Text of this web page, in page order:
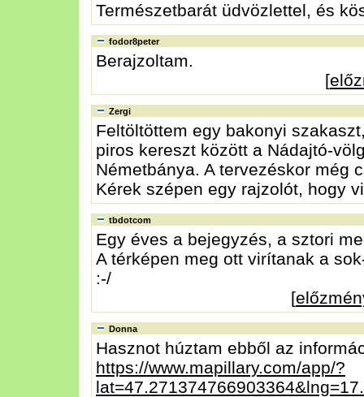
Természetbarát üdvözlettel, és
fodor8peter
Berajzoltam.
[
Zergi
Feltöltöttem egy bakonyi
piros kereszt között a Nádajtó-
Németbánya. A tervezéskor még
Kérek szépen egy rajzolót, hogy
tbdotcom
Egy éves a bejegyzés, a sztori
A térképen meg ott virítanak a
:-/
[
Donna
Hasznot húztam ebből az
https://www.mapillary.com/app/?